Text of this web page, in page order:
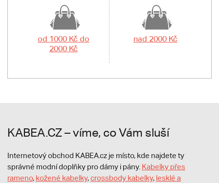
od 1000 Kč do
2000 Kč
nad 2000 Kč
KABEA.CZ – víme, co Vám sluší
Internetový obchod KABEA.cz je místo, kde najdete ty
správné modní doplňky pro dámy i pány. Kabelky přes
rameno, kožené kabelky,crossbody kabelky, lesklé a